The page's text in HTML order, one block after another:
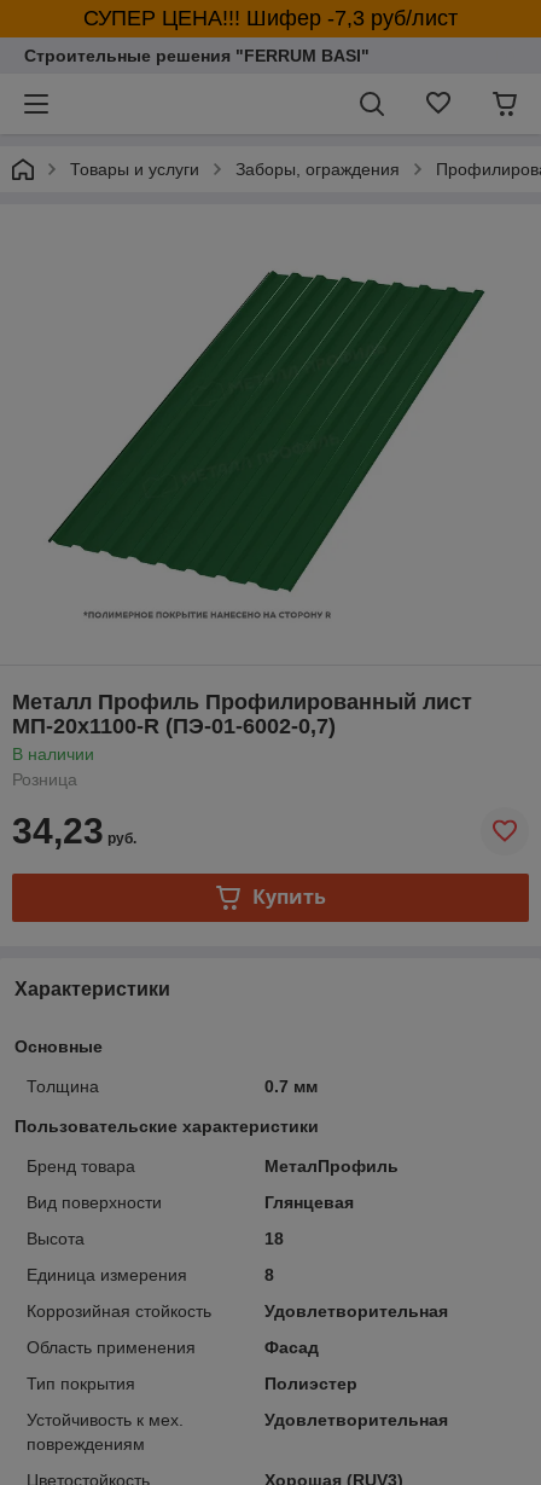
СУПЕР ЦЕНА!!! Шифер -7,3 руб/лист
Строительные решения "FERRUM BASI"
Товары и услуги Заборы, ограждения
Металл Профиль Профилированный лист
МП-20x1100-R (ПЭ-01-6002-0,7)
В наличии
Розница
34,23 руб.
Купить
Характеристики
Основные
Толщина 0.7 мм
Пользовательские характеристики
Бренд товара
МеталПрофиль
Вид поверхности
Глянцевая
Высота
18
Единица измерения
8
Коррозийная стойкость
Удовлетворительная
Область применения
Фасад
Тип покрытия
Полиэстер
Устойчивость к мех.
повреждениям
Удовлетворительная
Цветостойкость
Хорошая (RUV3)